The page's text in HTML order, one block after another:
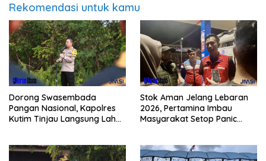
Rekomendasi untuk kamu
Dorong Swasembada
Pangan Nasional, Kapolres
Kutim Tinjau Langsung Lahan
Stok Aman Jelang Lebaran
2026, Pertamina Imbau
Masyarakat Setop Panic